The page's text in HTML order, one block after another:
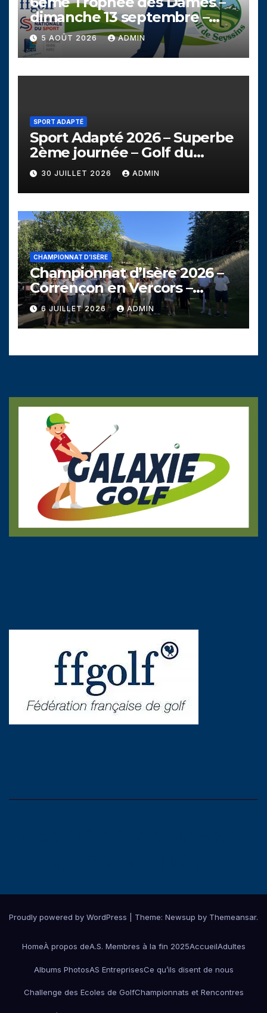
dimanche 13 septembre –
Golf de Seyssins
5 AOÛT 2026 ADMIN
SPORT ADAPTÉ
Sport Adapté 2026 – Superbe
2ème journée – Golf du
Campanil
30 JUILLET 2026 ADMIN
CHAMPIONNAT D’ISÈRE
Championnat d’Isère 2026 –
Corrençon en Vercors –
Dimanche 5 juillet
6 JUILLET 2026 ADMIN
Proudly powered by WordPress Theme: Newsup by Themeansar.
HomeÀ propos deA.S. Membres à la fin 2025AccueilAdultes
Albums PhotosAS EntreprisesCe qu’ils disent de nous
Challenge des Ecoles de GolfChampionnats et Rencontres